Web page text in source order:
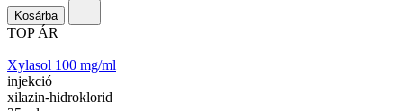
Kosárba
TOP ÁR
Xylasol 100 mg/ml
injekció
xilazin-hidroklorid